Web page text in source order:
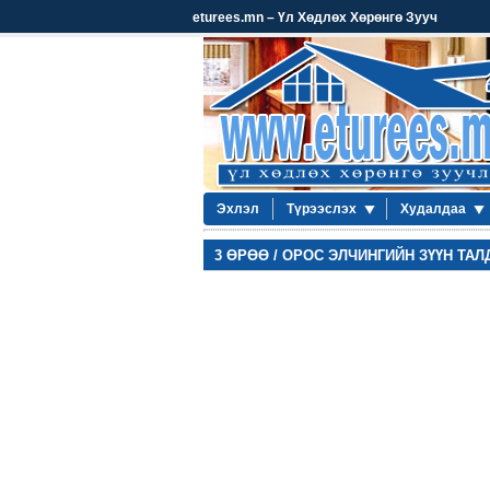
eturees.mn – Үл Хөдлөх Хөрөнгө Зууч
Эхлэл Түрээслэх Худалдаа
3 ӨРӨӨ / ОРОС ЭЛЧИНГИЙН ЗҮҮН